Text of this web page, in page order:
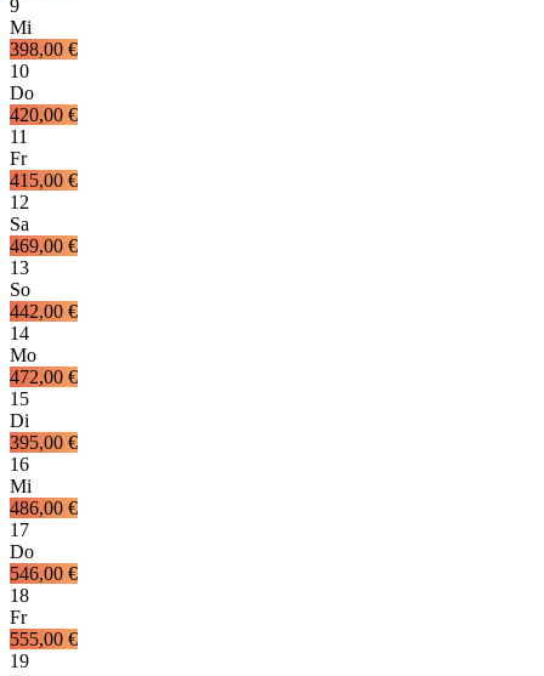
9
Mi
398,00 €
10
Do
420,00 €
11
Fr
415,00 €
12
Sa
469,00 €
13
So
442,00 €
14
Mo
472,00 €
15
Di
395,00 €
16
Mi
486,00 €
17
Do
546,00 €
18
Fr
555,00 €
19